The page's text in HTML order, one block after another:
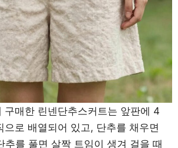
구매한 린넨단추스커트는 앞판에 4
으로 배열되어 있고, 단추를 채우면
추를 풀면 살짝 트임이 생겨 걸을 때